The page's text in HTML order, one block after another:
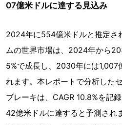
07億米ドルに達する見込み
2024年に554億米ドルと推定さ
ムの世界市場は、2024年から
5%で成長し、2030年には1,007
れます。本レポートで分析した
ブレーキは、CAGR 10.8%を記
42億米ドルに達すると予測され